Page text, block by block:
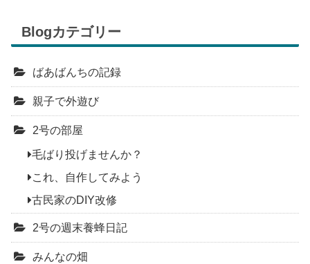
Blogカテゴリー
ばあばんちの記録
親子で外遊び
2号の部屋
毛ばり投げませんか？
これ、自作してみよう
古民家のDIY改修
2号の週末養蜂日記
みんなの畑